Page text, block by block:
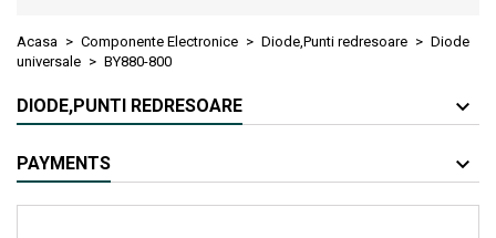
Acasa Componente Electronice Diode,Punti redresoare
Diode
universale
BY880-800
DIODE,PUNTI REDRESOARE
PAYMENTS